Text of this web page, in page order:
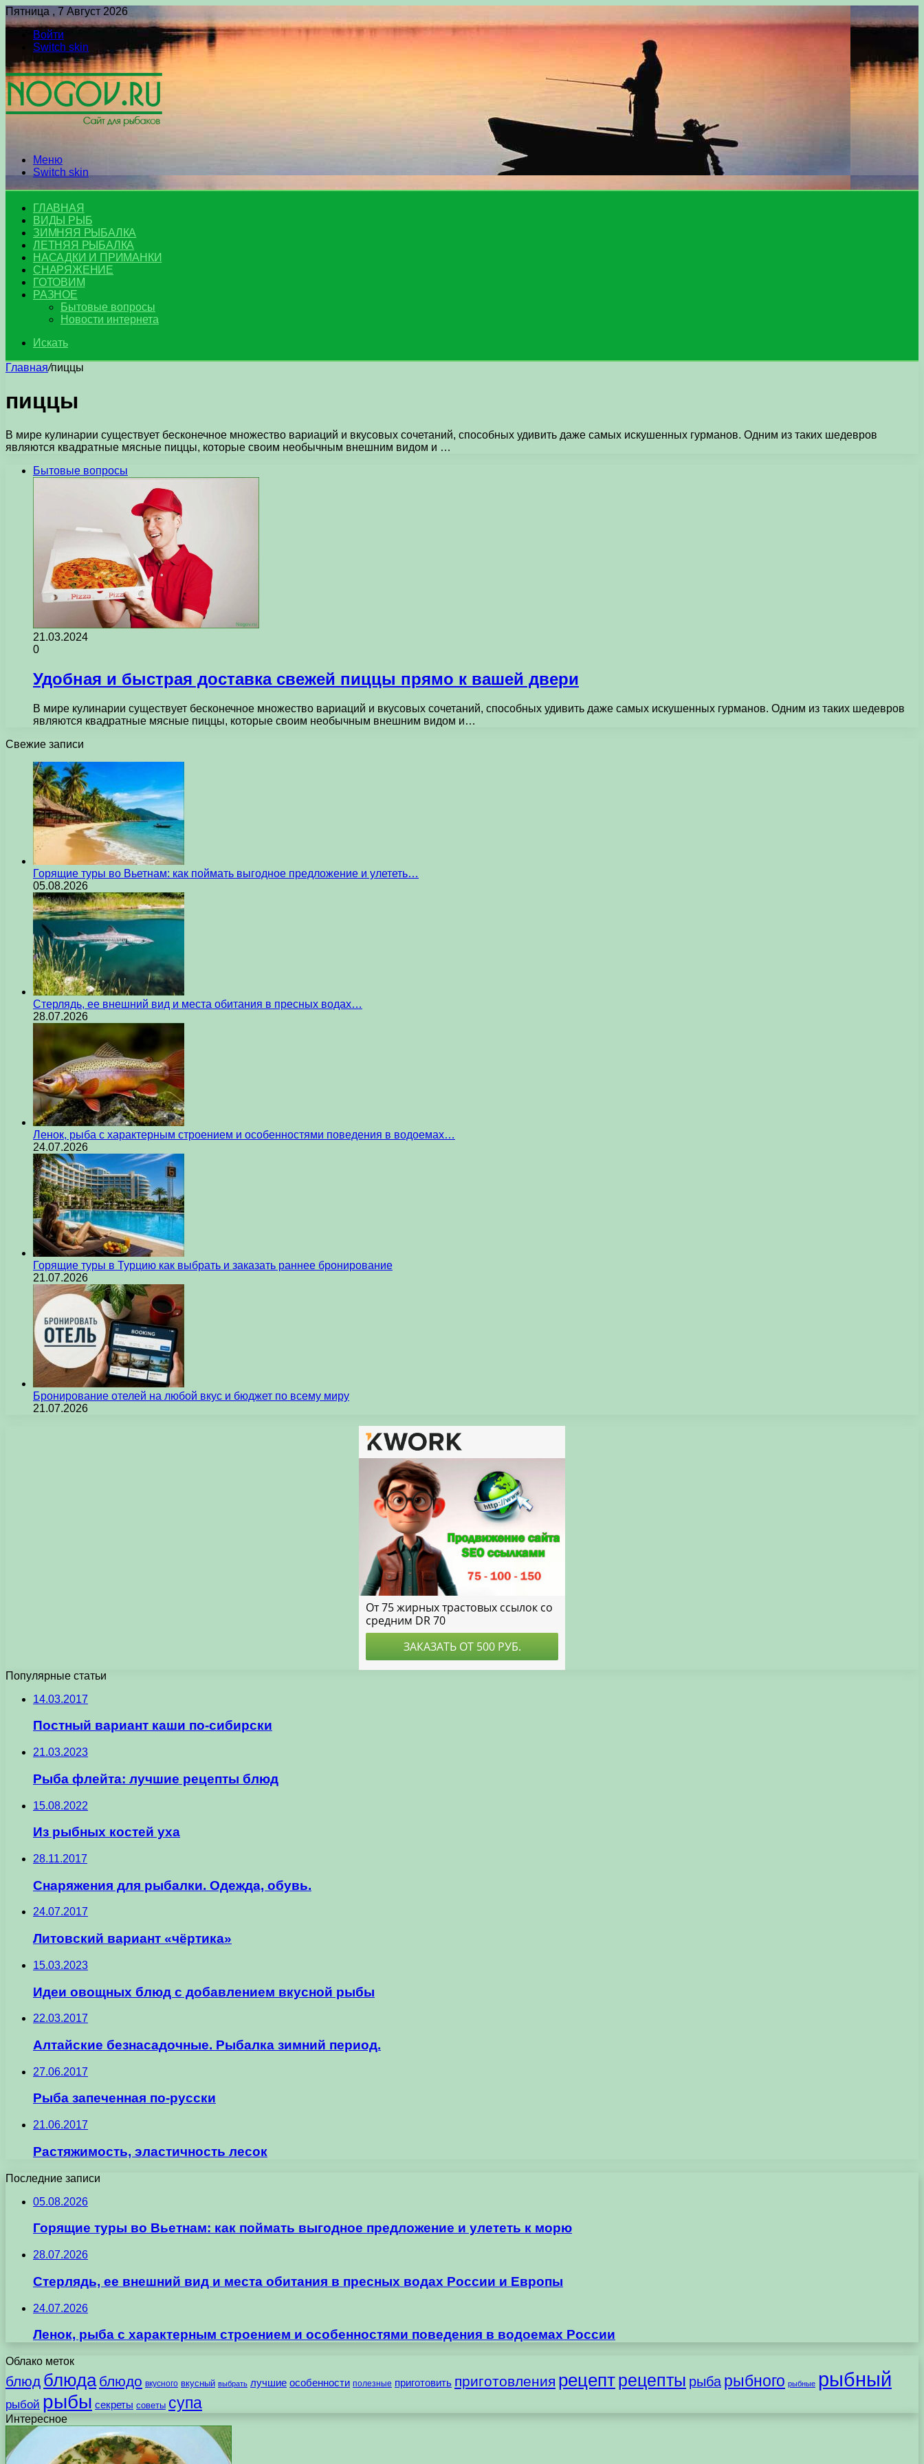
Пятница , 7 Август 2026
Войти
Switch skin
Меню
Switch skin
ГЛАВНАЯ
ВИДЫ РЫБ
ЗИМНЯЯ РЫБАЛКА
ЛЕТНЯЯ РЫБАЛКА
НАСАДКИ И ПРИМАНКИ
СНАРЯЖЕНИЕ
ГОТОВИМ
РАЗНОЕ
Бытовые вопросы
Новости интернета
Искать
Главная/пиццы
пиццы
В мире кулинарии существует бесконечное множество вариаций и вкусовых сочетаний, способных удивить даже самых искушенных гурманов. Одним из таких шедевров
являются квадратные мясные пиццы, которые своим необычным внешним видом и …
Бытовые вопросы
21.03.2024
0
Удобная и быстрая доставка свежей пиццы прямо к вашей двери
В мире кулинарии существует бесконечное множество вариаций и вкусовых сочетаний, способных удивить даже самых искушенных гурманов. Одним из таких шедевров
являются квадратные мясные пиццы, которые своим необычным внешним видом и…
Свежие записи
Горящие туры во Вьетнам: как поймать выгодное предложение и улететь…
05.08.2026
Стерлядь, ее внешний вид и места обитания в пресных водах…
28.07.2026
Ленок, рыба с характерным строением и особенностями поведения в водоемах…
24.07.2026
Горящие туры в Турцию как выбрать и заказать раннее бронирование
21.07.2026
Бронирование отелей на любой вкус и бюджет по всему миру
21.07.2026
Популярные статьи
14.03.2017
Постный вариант каши по-сибирски
21.03.2023
Рыба флейта: лучшие рецепты блюд
15.08.2022
Из рыбных костей уха
28.11.2017
Снаряжения для рыбалки. Одежда, обувь.
24.07.2017
Литовский вариант «чёртика»
15.03.2023
Идеи овощных блюд с добавлением вкусной рыбы
22.03.2017
Алтайские безнасадочные. Рыбалка зимний период.
27.06.2017
Рыба запеченная по-русски
21.06.2017
Растяжимость, эластичность лесок
Последние записи
05.08.2026
Горящие туры во Вьетнам: как поймать выгодное предложение и улететь к морю
28.07.2026
Стерлядь, ее внешний вид и места обитания в пресных водах России и Европы
24.07.2026
Ленок, рыба с характерным строением и особенностями поведения в водоемах России
Облако меток
блюд блюда блюдо вкусного вкусный выбрать лучшие особенности полезные приготовить приготовления рецептрецепты рыба рыбного рыбные рыбный
рыбой рыбы секреты советы супа
Интересное